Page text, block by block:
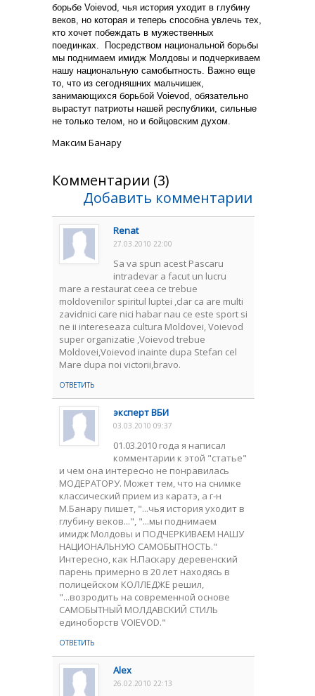
борьбе Voievod, чья история уходит в глубину
веков, но которая и теперь способна увлечь тех,
кто хочет побеждать в мужественных
поединках.
Посредством национальной борьбы
мы поднимаем имидж Молдовы и подчеркиваем
нашу национальную самобытность. Важно еще
то, что из сегодняшних мальчишек,
занимающихся борьбой Voievod, обязательно
вырастут патриоты нашей республики, сильные
не только телом, но и бойцовским духом.
Максим Банару
Комментарии (3)
Добавить комментарии
Renat
27.03.2010 22:00
Sa va spun acest Pascaru
intradevar a facut un lucru
mare a restaurat ceea ce trebue
moldovenilor spiritul luptei ,clar ca are multi
zavidnici care nici habar nau ce este sport si
ne ii intereseaza cultura Moldovei, Voievod
super organizatie ,Voievod trebue
Moldovei,Voievod inainte dupa Stefan cel
Mare dupa noi victorii,bravo.
ОТВЕТИТЬ
эксперт ВБИ
03.03.2010 09:37
01.03.2010 года я написал
комментарии к этой "статье"
и чем она интересно не понравилась
МОДЕРАТОРУ. Может тем, что на снимке
классический прием из каратэ, а г-н
М.Банару пишет, "...чья история уходит в
глубину веков...", "...мы поднимаем
имидж Молдовы и ПОДЧЕРКИВАЕМ НАШУ
НАЦИОНАЛЬНУЮ САМОБЫТНОСТЬ."
Интересно, как Н.Паскару деревенский
парень примерно в 20 лет находясь в
полицейском КОЛЛЕДЖЕ решил,
"...возродить на современной основе
САМОБЫТНЫЙ МОЛДАВСКИЙ СТИЛЬ
единоборств VOIEVOD."
ОТВЕТИТЬ
Alex
26.02.2010 22:13